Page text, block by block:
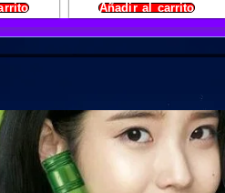
Añadir al carrito